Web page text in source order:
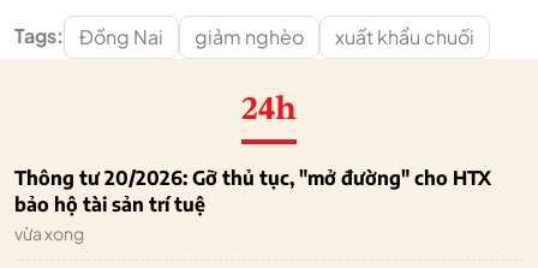
Tags: Đồng Nai giảm nghèo xuất khẩu chuối
24h
Thông tư 20/2026: Gỡ thủ tục, "mở đường" cho HTX
bảo hộ tài sản trí tuệ
vừa xong